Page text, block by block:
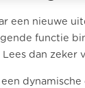
een nieuwe
functie
dan zeker
een